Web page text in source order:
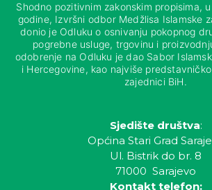
Shodno pozitivnim zakonskim propisima,
godine, Izvršni odbor Medžlisa Islamske
donio je Odluku o osnivanju pokopnog
pogrebne usluge, trgovinu i
odobrenje na Odluku je dao Sabor
i Hercegovine, kao najviše
zajednici BiH.
Sjedište društva:
Općina Stari Grad
Ul. Bistrik do br. 8
71000 Sarajevo
Kontakt telefon: